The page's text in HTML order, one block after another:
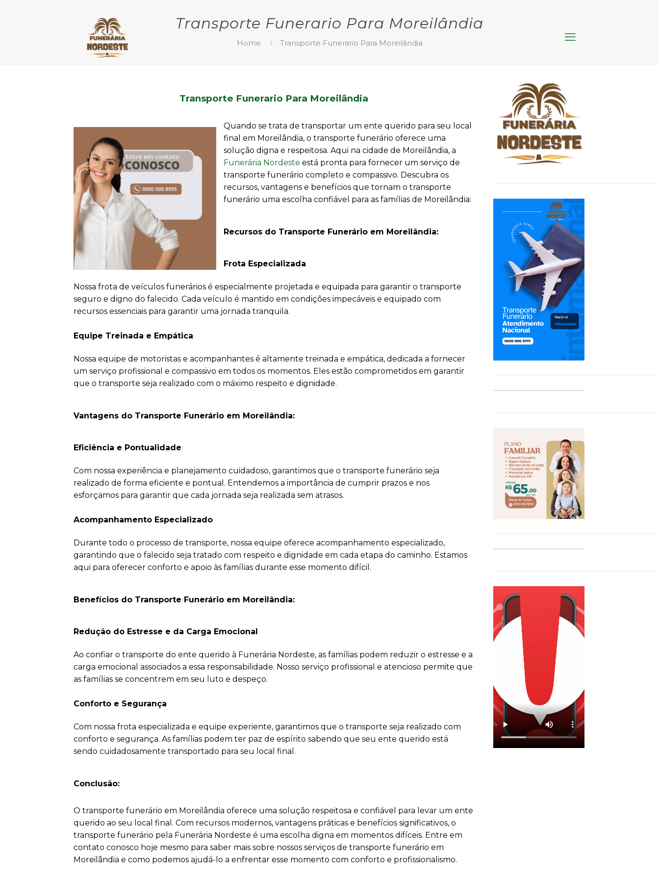
Transporte Funerario Para Moreilândia
Home Transporte Funerario Para Moreilândia
Transporte Funerario Para Moreilândia
Quando se trata de transportar um ente querido para seu local
final em Moreilândia, o transporte funerário oferece uma
solução digna e respeitosa. Aqui na cidade de Moreilândia, a
Funerária Nordeste está pronta para fornecer um serviço de
transporte funerário completo e compassivo. Descubra os
recursos, vantagens e benefícios que tornam o transporte
funerário uma escolha confiável para as famílias de Moreilândia:
Recursos do Transporte Funerário em Moreilândia:
Frota Especializada
Nossa frota de veículos funerários é especialmente projetada e equipada para garantir o transporte
seguro e digno do falecido. Cada veículo é mantido em condições impecáveis e equipado com
recursos essenciais para garantir uma jornada tranquila.
Equipe Treinada e Empática
Nossa equipe de motoristas e acompanhantes é altamente treinada e empática, dedicada a fornecer
um serviço profissional e compassivo em todos os momentos. Eles estão comprometidos em garantir
que o transporte seja realizado com o máximo respeito e dignidade.
Vantagens do Transporte Funerário em Moreilândia:
Eficiência e Pontualidade
Com nossa experiência e planejamento cuidadoso, garantimos que o transporte funerário seja
realizado de forma eficiente e pontual. Entendemos a importância de cumprir prazos e nos
esforçamos para garantir que cada jornada seja realizada sem atrasos.
Acompanhamento Especializado
Durante todo o processo de transporte, nossa equipe oferece acompanhamento especializado,
garantindo que o falecido seja tratado com respeito e dignidade em cada etapa do caminho. Estamos
aqui para oferecer conforto e apoio às famílias durante esse momento difícil.
Benefícios do Transporte Funerário em Moreilândia:
Redução do Estresse e da Carga Emocional
Ao confiar o transporte do ente querido à Funerária Nordeste, as famílias podem reduzir o estresse e a
carga emocional associados a essa responsabilidade. Nosso serviço profissional e atencioso permite que
as famílias se concentrem em seu luto e despeço.
Conforto e Segurança
Com nossa frota especializada e equipe experiente, garantimos que o transporte seja realizado com
conforto e segurança. As famílias podem ter paz de espírito sabendo que seu ente querido está
sendo cuidadosamente transportado para seu local final.
Conclusão:
O transporte funerário em Moreilândia oferece uma solução respeitosa e confiável para levar um ente
querido ao seu local final. Com recursos modernos, vantagens práticas e benefícios significativos, o
transporte funerário pela Funerária Nordeste é uma escolha digna em momentos difíceis. Entre em
contato conosco hoje mesmo para saber mais sobre nossos serviços de transporte funerário em
Moreilândia e como podemos ajudá-lo a enfrentar esse momento com conforto e profissionalismo.